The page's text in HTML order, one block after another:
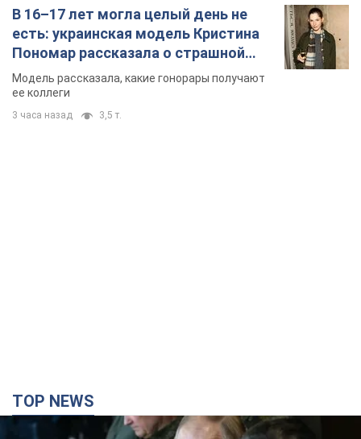
В 16–17 лет могла целый день не
есть: украинская модель Кристина
Пономар рассказала о страшной
стороне модельной карьеры
Модель рассказала, какие гонорары получают
ее коллеги
3 часа назад 3,5 т.
TOP NEWS